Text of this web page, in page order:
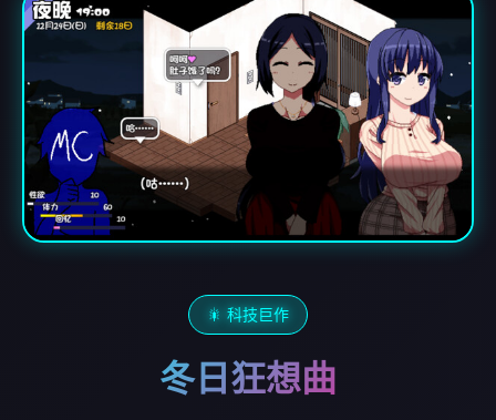
🎇 科技巨作
冬日狂想曲